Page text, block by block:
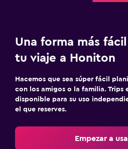
Una forma más
tu viaje a Honiton
Hacemos que sea súper fácil
con los amigos o la familia. Trips
disponible para su uso
el que reserves.
Empezar a